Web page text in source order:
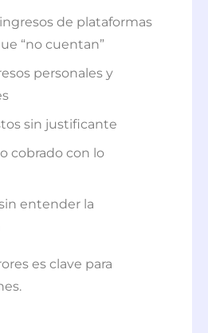
de plataformas
“no cuentan”
personales y
sin justificante
cobrado con lo
entender la
es clave para